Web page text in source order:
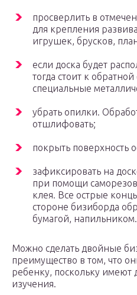
просверлить в
для крепления
игрушек, брусков,
если доска будет
тогда стоит к
специальные
убрать опилки.
отшлифовать;
покрыть поверхность
зафиксировать на
при помощи
клея. Все острые
стороне бизиборда
бумагой, напильником.
Можно сделать двойные
преимущество в том, что
ребенку, поскольку имеют
изучения.